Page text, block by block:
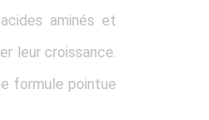
aminés et
leur croissance.
formule pointue